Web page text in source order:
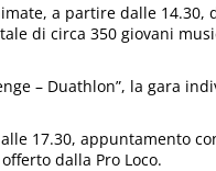
a partire dalle 14.30,
di circa 350 giovani
– Duathlon”, la gara
17.30, appuntamento
dalla Pro Loco.